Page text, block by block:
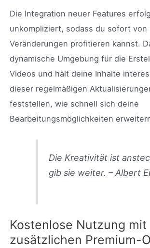
Die Integration neuer Features
unkompliziert, sodass du sofort von
Veränderungen profitieren kannst.
dynamische Umgebung für die
Videos und hält deine Inhalte
dieser regelmäßigen
feststellen, wie schnell sich deine
Bearbeitungsmöglichkeiten
Die Kreativität ist
gib sie weiter. – Albert
Kostenlose Nutzung mit
zusätzlichen Premium-